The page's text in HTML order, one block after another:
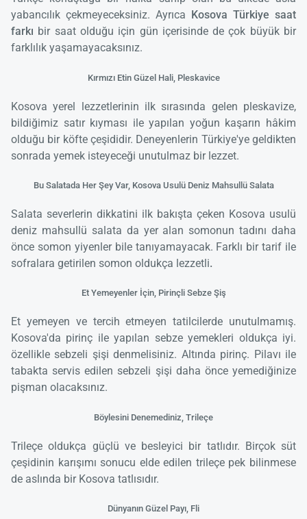
yabancılık çekmeyeceksiniz. Ayrıca
Kosova Türkiye saat
farkı bir saat olduğu için gün içerisinde de çok büyük bir
farklılık yaşamayacaksınız.
Kırmızı Etin Güzel Hali, Pleskavice
Kosova yerel lezzetlerinin ilk sırasında gelen pleskavize,
bildiğimiz satır kıyması ile yapılan yoğun kaşarın hâkim
olduğu bir köfte çeşididir. Deneyenlerin Türkiye'ye geldikten
sonrada yemek isteyeceği unutulmaz bir lezzet.
Bu Salatada Her Şey Var, Kosova Usulü Deniz Mahsullü Salata
Salata severlerin dikkatini ilk bakışta çeken Kosova usulü
deniz mahsullü salata da yer alan somonun tadını daha
önce somon yiyenler bile tanıyamayacak. Farklı bir tarif ile
sofralara getirilen somon oldukça lezzetli.
Et Yemeyenler İçin, Pirinçli Sebze Şiş
Et yemeyen ve tercih etmeyen tatilcilerde unutulmamış.
Kosova'da pirinç ile yapılan sebze yemekleri oldukça iyi.
özellikle sebzeli şişi denmelisiniz. Altında pirinç. Pilavı ile
tabakta servis edilen sebzeli şişi daha önce yemediğinize
pişman olacaksınız.
Böylesini Denemediniz, Trileçe
Trileçe oldukça güçlü ve besleyici bir tatlıdır. Birçok süt
çeşidinin karışımı sonucu elde edilen trileçe pek bilinmese
de aslında bir Kosova tatlısıdır.
Dünyanın Güzel Payı, Fli